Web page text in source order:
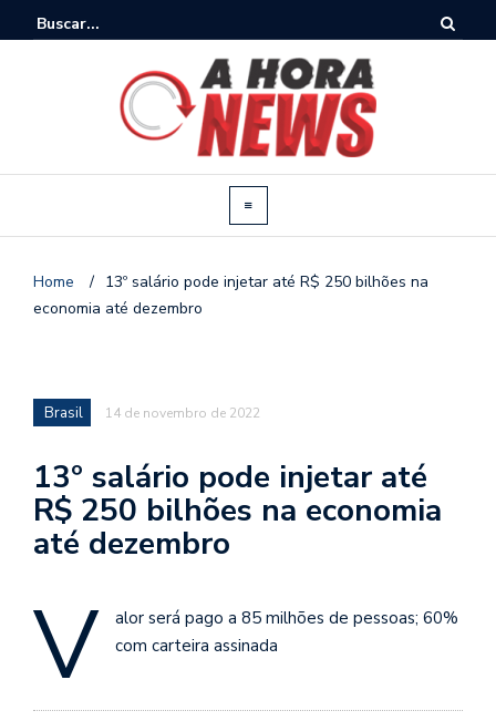
Home / 13º salário pode injetar até R$ 250 bilhões na
economia até dezembro
Brasil 14 de novembro de 2022
13º salário pode injetar até
R$ 250 bilhões na economia
até dezembro
V
alor será pago a 85 milhões de pessoas; 60%
com carteira assinada